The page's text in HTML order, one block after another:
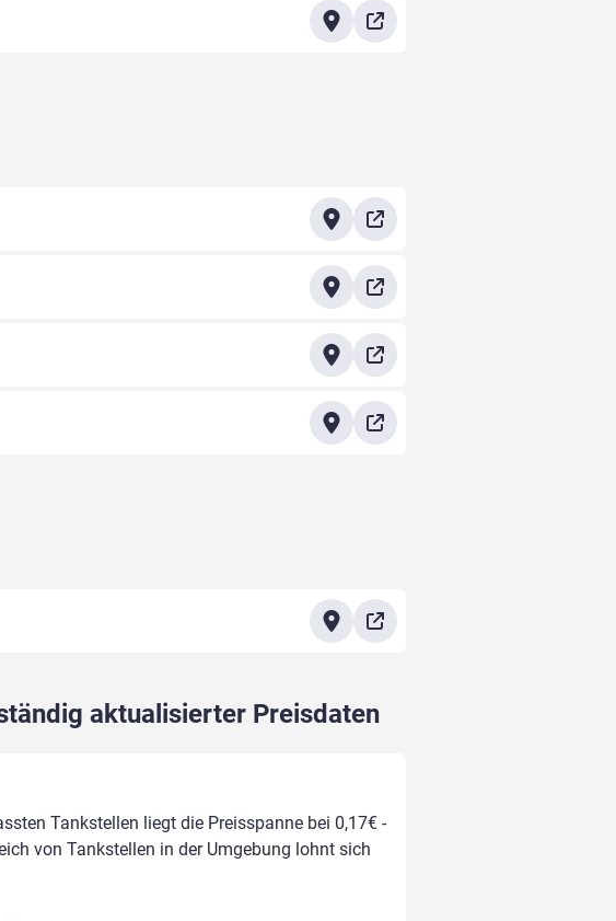
aktualisierter Preisdaten
Tankstellen liegt die Preisspanne bei 0,17€ -
von Tankstellen in der Umgebung lohnt sich